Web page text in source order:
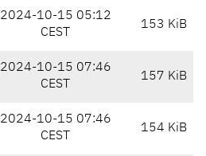
2024-10-15 05:12
CEST
153 KiB
2024-10-15 07:46
CEST
157 KiB
2024-10-15 07:46
CEST
154 KiB